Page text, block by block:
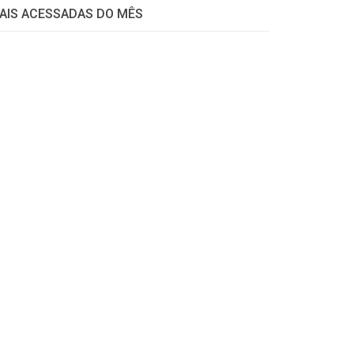
ACESSADAS DO MÊS